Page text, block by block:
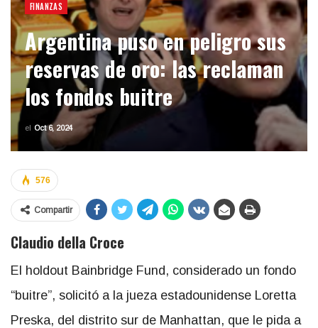
FINANZAS
Argentina puso en peligro sus
reservas de oro: las reclaman
los fondos buitre
el Oct 6, 2024
576
Compartir
Claudio della Croce
El holdout Bainbridge Fund, considerado un fondo
“buitre”, solicitó a la jueza estadounidense Loretta
Preska, del distrito sur de Manhattan, que le pida a